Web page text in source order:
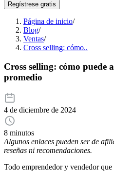
Regístrese gratis
Página de inicio/
Blog/
Ventas/
Cross selling: cómo..
Cross selling: cómo puede
promedio
4 de diciembre de 2024
8 minutos
Algunos enlaces pueden ser de
reseñas ni recomendaciones.
Todo emprendedor y vendedor